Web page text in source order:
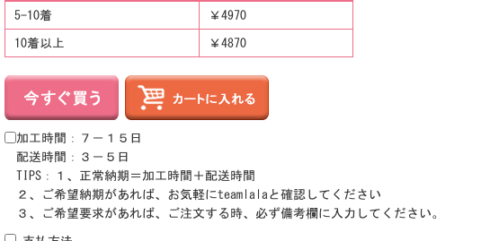
5-10着 ￥4970
10着以上 ￥4870
加工時間：７－１５日
配送時間：３－５日
TIPS：１、正常納期＝加工時間＋配送時間
２、ご希望納期があれば、お気軽にteamlalaと確認してください
３、ご希望要求があれば、ご注文する時、必ず備考欄に入力してください。